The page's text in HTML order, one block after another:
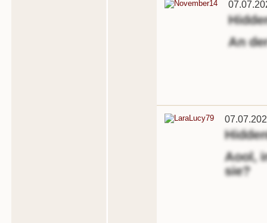
An
Aool,
sie?